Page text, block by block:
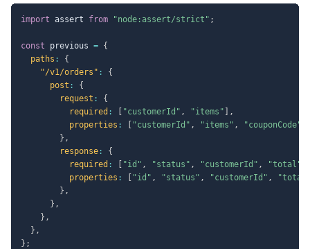
import assert from "node:assert/strict" ;
const previous = {
paths :
{
"/v1/orders" :
{
post :
{
request :
{
required : "customerId" , "items"
,
properties : "customerId" , "items" , "couponCode"
} ,
response :
{
required : "id" , "status" , "customerId" , "total"
properties : "id" , "status" , "customerId" ,
} ,
} ,
} ,
} ,
} ;